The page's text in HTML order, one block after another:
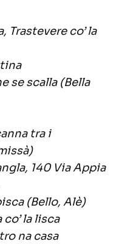
Trastevere co’ la
se scalla (Bella
tra i
140 Via Appia
(Bello, Alè)
la lisca
na casa